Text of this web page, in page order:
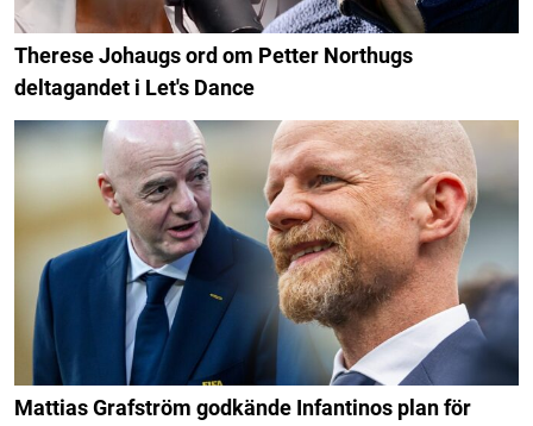
Therese Johaugs ord om Petter Northugs
deltagandet i Let's Dance
Mattias Grafström godkände Infantinos plan för